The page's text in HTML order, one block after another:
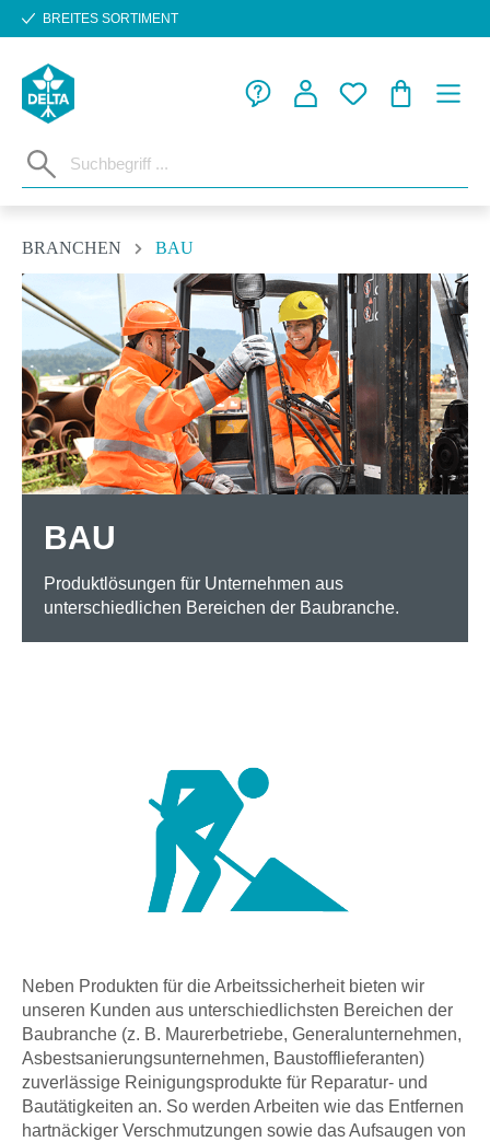
Zum Hauptinhalt springen
BREITES SORTIMENT
BRANCHEN BAU
BAU
Produktlösungen für Unternehmen aus
unterschiedlichen Bereichen der Baubranche.
Neben Produkten für die Arbeitssicherheit bieten wir
unseren Kunden aus unterschiedlichsten Bereichen der
Baubranche (z. B. Maurerbetriebe, Generalunternehmen,
Asbestsanierungsunternehmen, Baustofflieferanten)
zuverlässige Reinigungsprodukte für Reparatur- und
Bautätigkeiten an. So werden Arbeiten wie das Entfernen
hartnäckiger Verschmutzungen sowie das Aufsaugen von